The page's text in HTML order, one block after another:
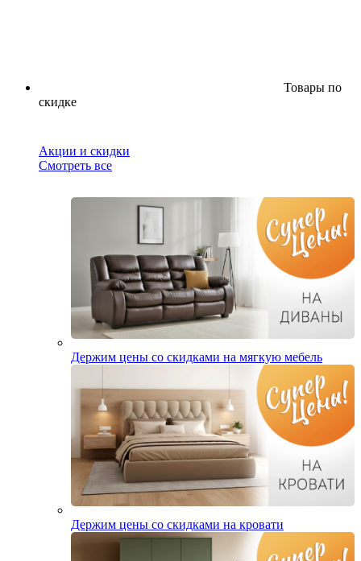
Товары по
скидке
Акции и скидки
Смотреть все
Держим цены со скидками на мягкую мебель
Держим цены со скидками на кровати